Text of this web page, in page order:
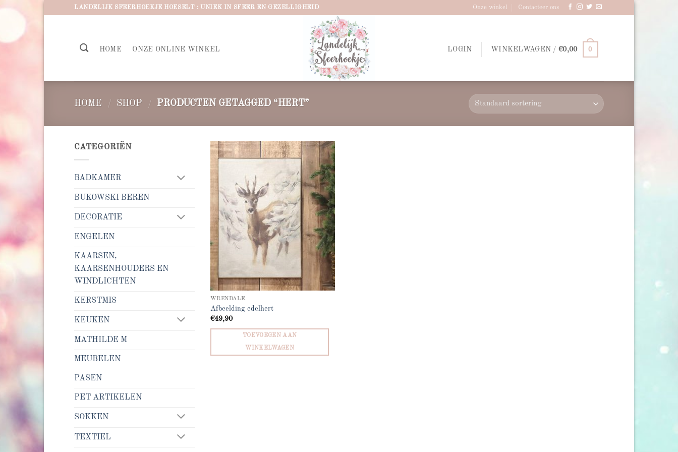
LANDELIJK SFEERHOEKJE HOESELT : UNIEK IN SFEER EN GEZELLIGHEID Onze winkel Contacteer ons
HOME ONZE ONLINE WINKEL LOGIN WINKELWAGEN /€0,00 0
HOME / SHOP / PRODUCTEN GETAGGED “HERT”
CATEGORIËN
BADKAMER
BUKOWSKI BEREN
DECORATIE
ENGELEN
KAARSEN,
KAARSENHOUDERS EN
WINDLICHTEN
KERSTMIS
KEUKEN
MATHILDE M
MEUBELEN
PASEN
PET ARTIKELEN
SOKKEN
TEXTIEL
Add to
wishlist
WRENDALE
Afbeelding edelhert
€49,90
TOEVOEGEN AAN
WINKELWAGEN